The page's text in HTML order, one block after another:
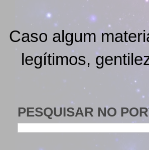
Caso algum
legítimos,
PESQUISAR NO